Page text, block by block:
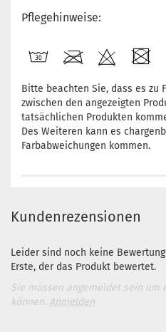
Pflegehinweise:
Bitte beachten Sie, dass es zu
zwischen den angezeigten
tatsächlichen Produkten
Des Weiteren kann es
Farbabweichungen kommen.
Kundenrezensionen
Leider sind noch keine
Erste, der das Produkt bewertet.
Sie müssen angemeldet sein um
können. Anmelden